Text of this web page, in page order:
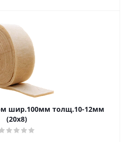
шир.100мм толщ.10-12мм
(20х8)